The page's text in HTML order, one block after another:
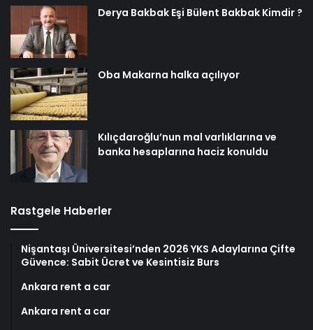
Derya Bakbak Eşi Bülent Bakbak Kimdir ?
Oba Makarna halka açılıyor
Kılıçdaroğlu’nun mal varlıklarına ve
banka hesaplarına haciz konuldu
Rastgele Haberler
Nişantaşı Üniversitesi’nden 2026 YKS Adaylarına Çifte
Güvence: Sabit Ücret ve Kesintisiz Burs
Ankara rent a car
Ankara rent a car